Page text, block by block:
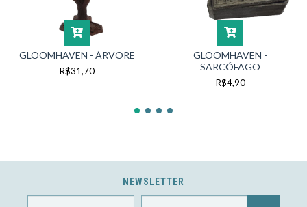
GLOOMHAVEN - ÁRVORE
R$31,70
GLOOMHAVEN -
SARCÓFAGO
R$4,90
NEWSLETTER